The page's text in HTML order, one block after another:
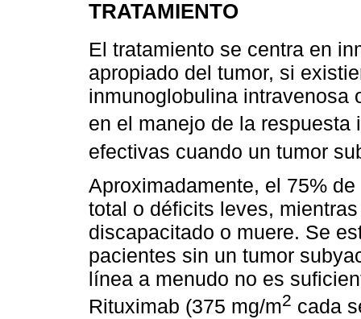
TRATAMIENTO
El tratamiento se centra en
apropiado del tumor, si
inmunoglobulina intravenosa
en el manejo de la respuesta
efectivas cuando un tumor
Aproximadamente, el 75%
total o déficits leves,
discapacitado o muere. Se
pacientes sin un tumor
línea a menudo no es
Rituximab (375 mg/m2 cada